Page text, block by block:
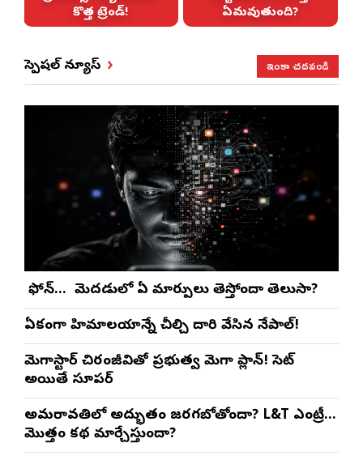
కొత్త ట్రెండ్!
ఏమవుతుంది?
స్పెషల్ న్యూస్ ఇంకా చదవండి
మీ ఫోన్… మీ మెదడులో ఏ మార్పులు తెస్తోందా తెలుసా?
ఏకంగా హిమాలయాన్నే చీల్చి దారి వేసిన నేపాల్!
మెగాస్టార్ చిరంజీవితో ప్రభుత్వ మెగా ప్లాన్! సెట్
అయితే సూపర్
అమరావతిలో అద్భుతం జరగబోతోందా? L&T ఎంట్రీ…
మొత్తం కథ మార్చేస్తుందా?